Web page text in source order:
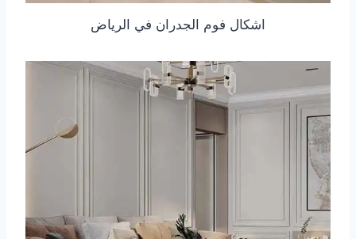
اشكال فوم الجدران في الرياض